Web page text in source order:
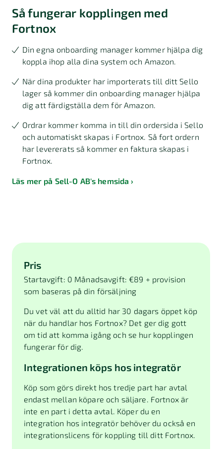
Så fungerar kopplingen med
Fortnox
Din egna onboarding manager kommer hjälpa dig
koppla ihop alla dina system och Amazon.
När dina produkter har importerats till ditt Sello
lager så kommer din onboarding manager hjälpa
dig att färdigställa dem för Amazon.
Ordrar kommer komma in till din ordersida i Sello
och automatiskt skapas i Fortnox. Så fort ordern
har levererats så kommer en faktura skapas i
Fortnox.
Läs mer på Sell-O AB's hemsida
Pris
Startavgift: 0 Månadsavgift: €89 + provision
som baseras på din försäljning
Du vet väl att du alltid har 30 dagars öppet köp
när du handlar hos Fortnox? Det ger dig gott
om tid att komma igång och se hur kopplingen
fungerar för dig.
Integrationen köps hos integratör
Köp som görs direkt hos tredje part har avtal
endast mellan köpare och säljare. Fortnox är
inte en part i detta avtal. Köper du en
integration hos integratör behöver du också en
integrationslicens för koppling till ditt Fortnox.